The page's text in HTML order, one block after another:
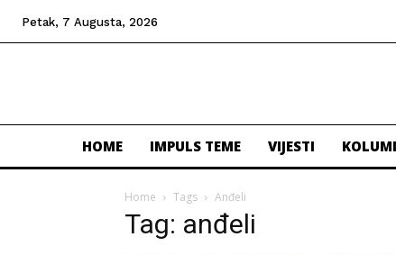
Petak, 7 Augusta, 2026
HOME IMPULS TEME VIJESTI
Home Tags Anđeli
Tag: anđeli